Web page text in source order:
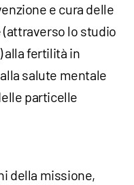
e cura delle
lo studio
alla fertilità in
salute mentale
particelle
della missione,